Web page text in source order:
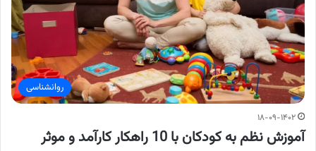
روانشناسی
۱۸-۰۹-۱۴۰۲
آموزش نظم به کودکان با 10 راهکار کارآمد و موثر